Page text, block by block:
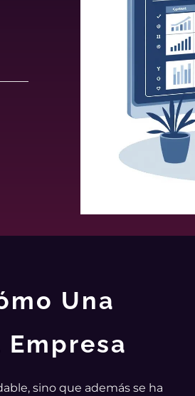
Una
sino que además se ha